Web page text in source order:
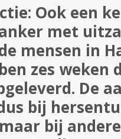
Ook een
met
mensen in
zes weken
De
bij
bij